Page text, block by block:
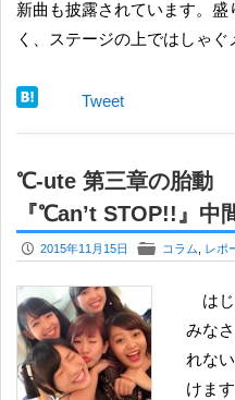
新曲も披露されています。
く、ステージの上ではしゃ
Tweet
℃-ute 第三章の胎動
『℃an’t STOP!!』中
P 2015年11月15日 F コラム レポ
はじめに 「いろんなことがあって、
みな
れな
けま